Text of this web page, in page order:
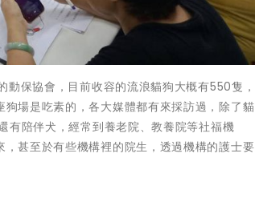
保協會，目前收容的流浪貓狗大概有550隻，
場是吃素的，各大媒體都有來採訪過，除了貓
有陪伴犬，經常到養老院、教養院等社福機
甚至於有些機構裡的院生，透過機構的護士要